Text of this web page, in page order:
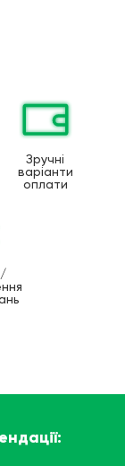
Зручні
варіанти
оплати